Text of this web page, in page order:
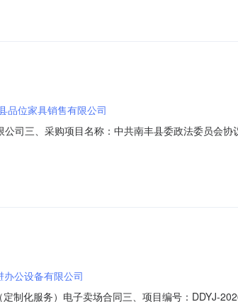
品位家具销售有限公司
司三、采购项目名称：中共南丰县委政法委员会协
：无八、联系方式1、采购人名称：中共南丰县委
办公设备有限公司
制化服务）电子卖场合同三、项目编号：DDYJ-